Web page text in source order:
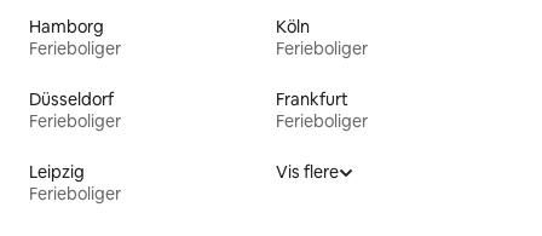
Hamborg
Ferieboliger
Köln
Ferieboliger
Düsseldorf
Ferieboliger
Frankfurt
Ferieboliger
Leipzig
Ferieboliger
Vis flere